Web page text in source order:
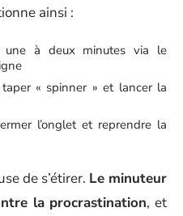
ainsi :
une à deux minutes via le
« spinner » et lancer la
l’onglet et reprendre la
de s’étirer. Le minuteur
la procrastination, et